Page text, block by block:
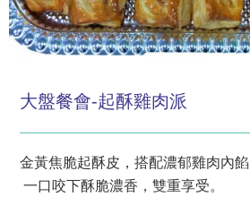
大盤餐會-起酥雞肉派
金黃焦脆起酥皮，搭配濃郁雞肉內餡
一口咬下酥脆濃香，雙重享受。